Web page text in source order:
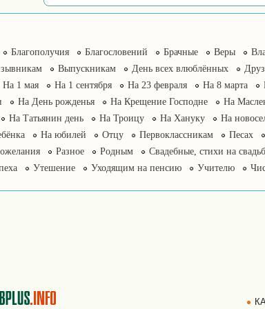
Благополучия Благословений Брачные Веры
Выпускникам День всех влюблённых
На 1 мая На 1 сентября На 23 февраля На 8 марта
На День рожденья На Крещение Господне На
На Татьянин день На Троицу На Хануку На
На юбилей Отцу Первоклассникам Песах
Разное Родным Свадебные, стихи на
Утешение Уходящим на пенсию Учителю